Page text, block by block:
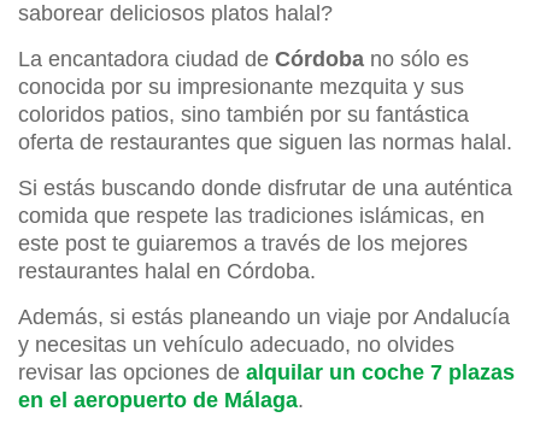
saborear deliciosos platos halal?
La encantadora ciudad de Córdoba no sólo es
conocida por su impresionante mezquita y sus
coloridos patios, sino también por su fantástica
oferta de restaurantes que siguen las normas halal.
Si estás buscando donde disfrutar de una auténtica
comida que respete las tradiciones islámicas, en
este post te guiaremos a través de los mejores
restaurantes halal en Córdoba.
Además, si estás planeando un viaje por Andalucía
y necesitas un vehículo adecuado, no olvides
revisar las opciones de alquilar un coche 7 plazas
en el aeropuerto de Málaga.